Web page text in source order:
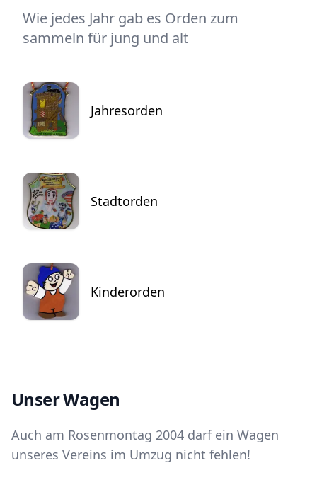
Wie jedes Jahr gab es Orden zum
sammeln für jung und alt
Jahresorden
Stadtorden
Kinderorden
Unser Wagen
Auch am Rosenmontag 2004 darf ein Wagen
unseres Vereins im Umzug nicht fehlen!